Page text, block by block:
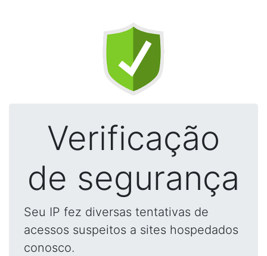
Verificação
de segurança
Seu IP fez diversas tentativas de
acessos suspeitos a sites hospedados
conosco.